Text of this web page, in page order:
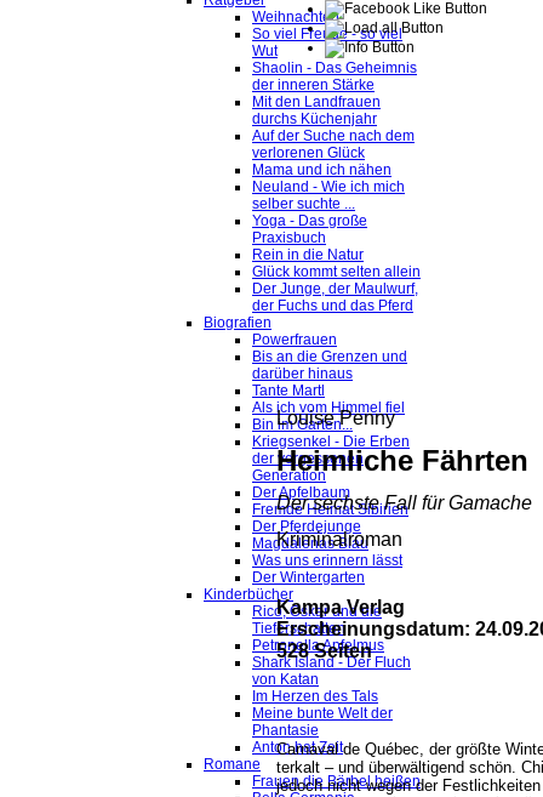
Weihnachten
So viel Freude - so viel
Wut
Shaolin - Das Geheimnis
der inneren Stärke
Mit den Landfrauen
durchs Küchenjahr
Auf der Suche nach dem
verlorenen Glück
Mama und ich nähen
Neuland - Wie ich mich
selber suchte ...
Yoga - Das große
Praxisbuch
Rein in die Natur
Glück kommt selten allein
Der Junge, der Maulwurf,
der Fuchs und das Pferd
Biografien
Powerfrauen
Bis an die Grenzen und
darüber hinaus
Tante Martl
Als ich vom Himmel fiel
Bin im Garten...
Kriegsenkel - Die Erben
der vergessenen
Generation
Der Apfelbaum
Fremde Heimat Sibirien
Der Pferdejunge
Magdalenas Blau
Was uns erinnern lässt
Der Wintergarten
Kinderbücher
Rico, Oskar und die
Tieferschatten
Petronella Apfelmus
Shark Island - Der Fluch
von Katan
Im Herzen des Tals
Meine bunte Welt der
Phantasie
Anton hat Zeit
Romane
Frauen die Bärbel heißen
Louise Penny
Heimliche Fährten
Der sechste Fall für Gamache
Kriminalroman
Kampa Verlag
Erscheinungsdatum:
528 Seiten
Carnaval de Québec, der größte
terkalt – und überwältigend schön.
jedoch nicht wegen der